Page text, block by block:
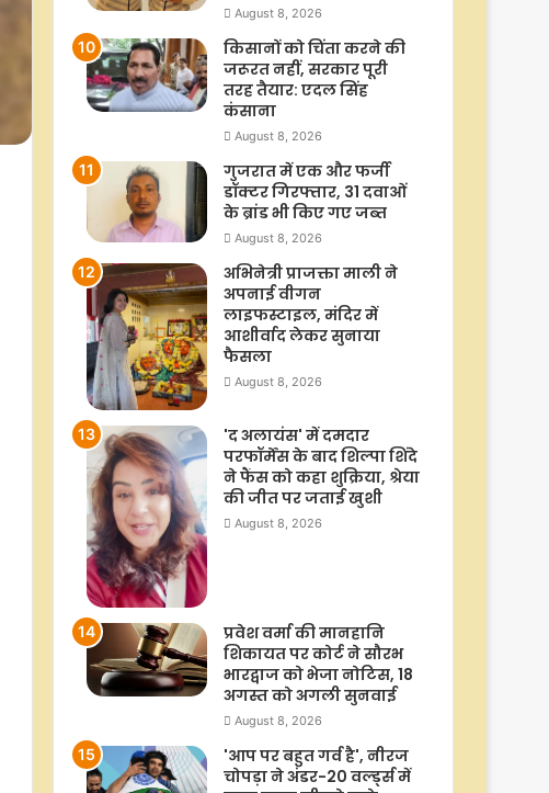
August 8, 2026
किसानों को चिंता करने की
जरूरत नहीं, सरकार पूरी
तरह तैयार: एदल सिंह
कंसाना
August 8, 2026
गुजरात में एक और फर्जी
डॉक्टर गिरफ्तार, 31 दवाओं
के ब्रांड भी किए गए जब्त
August 8, 2026
अभिनेत्री प्राजक्ता माली ने
अपनाई वीगन
लाइफस्टाइल, मंदिर में
आशीर्वाद लेकर सुनाया
फैसला
August 8, 2026
'द अलायंस' में दमदार
परफॉर्मेंस के बाद शिल्पा शिंदे
ने फैंस को कहा शुक्रिया, श्रेया
की जीत पर जताई खुशी
August 8, 2026
प्रवेश वर्मा की मानहानि
शिकायत पर कोर्ट ने सौरभ
भारद्वाज को भेजा नोटिस, 18
अगस्त को अगली सुनवाई
August 8, 2026
'आप पर बहुत गर्व है', नीरज
चोपड़ा ने अंडर-20 वर्ल्ड्स में